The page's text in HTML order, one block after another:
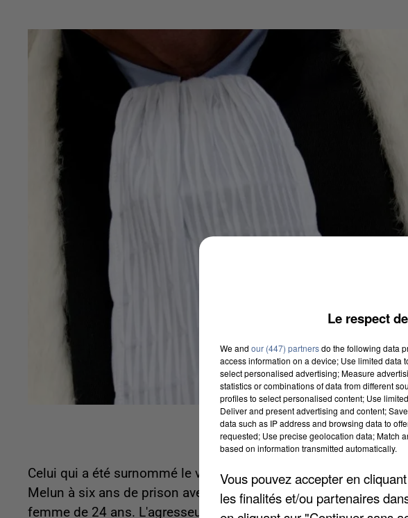
Celui qui a été surnommé le violeur de Cesson vient d'être
Melun à six ans de prison avec maintien en détention pour
femme de 24 ans. L'agresseur sexuel en série, alors en liberté
Le respect
We and our (447) partnersdo the following data
access information on a device; Use limited data
select personalised advertising; Measure
statistics or combinations of data from different
profiles to select personalised content; Use
Deliver and present advertising and content;
data such as IP address and browsing data to
requested; Use precise geolocation data; Match
based on information transmitted automatically.
Vous pouvez accepter en
les finalités et/ou partenaires